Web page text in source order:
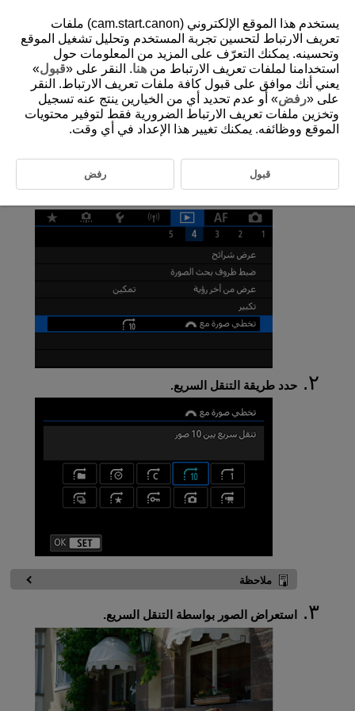
D185-162
استعراض الصور باستخدام قرص رئيسي
حدد طريقة التنقل السريع.
ملاحظة
استعراض الصور بواسطة التنقل السريع.
يستخدم هذا الموقع الإلكتروني (cam.start.canon) ملفات
تعريف الارتباط لتحسين تجربة المستخدم وتحليل تشغيل الموقع
وتحسينه. يمكنك التعرّف على المزيد من المعلومات حول
استخدامنا لملفات تعريف الارتباط من هنا. النقر على «قبول»
يعني أنك موافق على قبول كافة ملفات تعريف الارتباط. النقر
على «رفض» أو عدم تحديد أي من الخيارين ينتج عنه تسجيل
وتخزين ملفات تعريف الارتباط الضرورية فقط لتوفير محتويات
الموقع ووظائفه. يمكنك تغيير هذا الإعداد في أي وقت.
قبول رفض